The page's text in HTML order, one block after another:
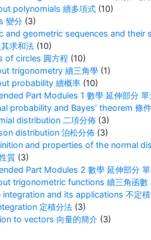
polynomials 續多項式 (10)
變分 (3)
and geometric sequences and their
求和法 (10)
of circles 圓方程 (10)
trigonometry 續三角學 (1)
probability 續概率 (10)
Part Modules 1 數學 延伸部分 單
probability and Bayes’ theorem 條
distribution 二項分佈 (3)
distribution 泊松分佈 (3)
and properties of the normal
質 (3)
Part Modules 2 數學 延伸部分 單
trigonometric functions 續三角函數
and its applications 不定積
定積分法 (3)
to vectors 向量的簡介 (3)